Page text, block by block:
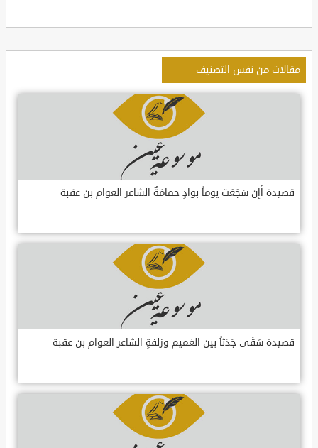
مقالات من نفس التصنيف
قصيدة أإن سَجَعَت يوماً بوادٍ حمامَةٌ الشاعر العوام بن عقبة
قصيدة سَقَى جَدَثاً بين الغميم وزلفةٍ الشاعر العوام بن عقبة